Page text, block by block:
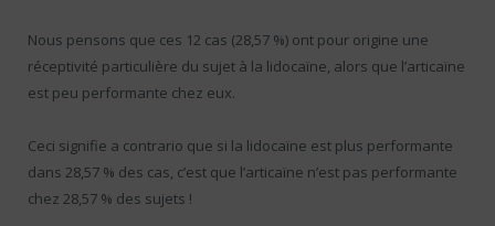
Nous pensons que ces 12 cas (28,57 %) ont pour origine une
réceptivité particulière du sujet à la lidocaïne, alors que l’articaïne
est peu performante chez eux.
Ceci signifie a contrario que si la lidocaïne est plus performante
dans 28,57 % des cas, c’est que l’articaïne n’est pas performante
chez 28,57 % des sujets !